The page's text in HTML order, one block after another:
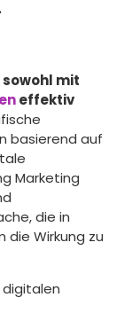
sowohl mit
effektiv
basierend auf
Marketing
die in
die Wirkung zu
digitalen